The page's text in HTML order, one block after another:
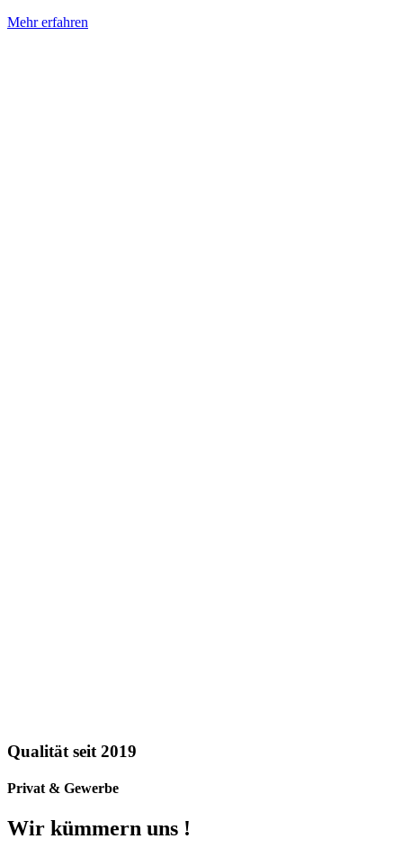
Mehr erfahren
Qualität seit 2019
Privat & Gewerbe
Wir kümmern uns !